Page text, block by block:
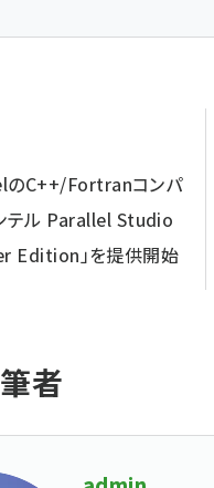
のC++/Fortranコンパ
テル Parallel Studio
Edition」を提供開始
者